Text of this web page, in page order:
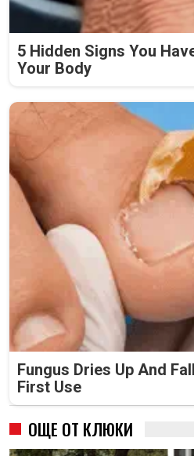
5 Hidden Signs You
Your Body
Fungus Dries Up And
First Use
ОЩЕ ОТ КЛЮКИ